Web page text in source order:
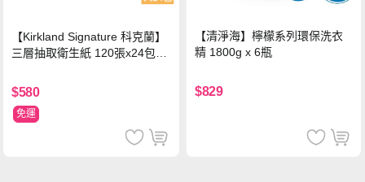
【Kirkland Signature 科克蘭】
三層抽取衛生紙 120張x24包x1
$580
免運
【清淨海】檸檬系列環保洗衣
精 1800g x 6瓶
$829